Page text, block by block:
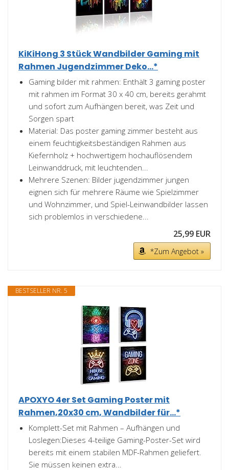
KiKiHong 3 Stück Wandbilder Gaming mit
Rahmen Jugendzimmer Deko...*
Gaming bilder mit rahmen: Enthält 3 gaming poster
mit rahmen im Format 30 x 40 cm, bereits gerahmt
und sofort zum Aufhängen bereit, was Zeit und
Sorgen spart
Material: Das poster gaming zimmer besteht aus
einem feuchtigkeitsbeständigen Rahmen aus
Kiefernholz + hochwertigem hochauflösendem
Leinwanddruck, mit leuchtenden...
Mehrere Szenen: Bilder jugendzimmer jungen
eignen sich für mehrere Räume wie Spielzimmer
und Wohnzimmer, und Spiel-Leinwandbilder lassen
sich problemlos in verschiedene...
25,99 EUR
*Zum Angebot »
BESTSELLER NR. 5
APOXYO 4er Set Gaming Poster mit
Rahmen,20x30 cm, Wandbilder für...*
Komplett-Set mit Rahmen – Aufhängen und
Loslegen:Dieses 4-teilige Gaming-Poster-Set wird
bereits mit einem stabilen MDF-Rahmen geliefert.
Sie müssen keinen extra...